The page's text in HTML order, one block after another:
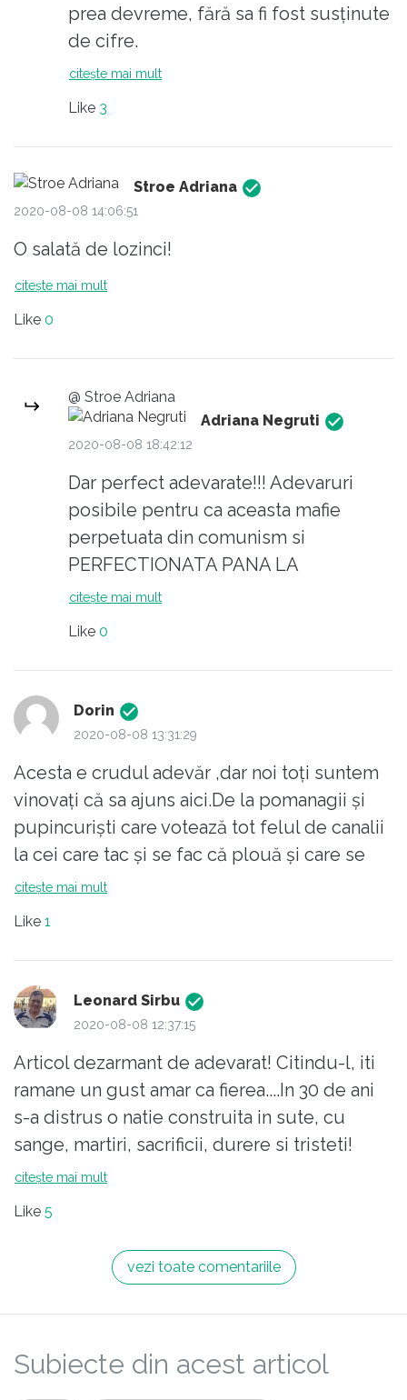
prea devreme, fără sa fi fost susținute
de cifre.
Iar ccr-ul (aka psd-ul) a speculat
condusa de cinism și gașca
guvernamentala incompetenta (chiar
dacă poate de buna credință) , care
OK, unii au fost și mai incompetenți,
gen licuriciul de peste garla :D
citește mai mult
Like 3
Stroe Adriana
2020-08-08 14:06:51
O salată de lozinci!
citește mai mult
Like 0
@ Stroe Adriana
Adriana Negruti
2020-08-08 18:42:12
Dar perfect adevarate!!! Adevaruri
posibile pentru ca aceasta mafie
perpetuata din comunism si
PERFECTIONATA PANA LA
MONSTRUOZITATE dupa '89 stie ce
dezvoltat deprinderea de a munci
putin si prost ca leafa mergea, iar
simtul civic a fost redus la zero....Asa
joc fara nici-o rusine de masa amorfa
care se descurca cum poate si NU
PROTESTEAZA!!!
Guvernul actual e foarte slab, se
misca abulic, fara sa raspunda cu
treaba, dar, in esenta e pe post de sac
de box pentru toti golanii care se dau
cu dintii in el!!!! E greu sa crezi in acest
guvern. Mie mi se par pur si simplu
ADORMITI, parca li s-au dat niste
droguri care-i fac sa para dintr-un film
citește mai mult
Like 0
Dorin
2020-08-08 13:31:29
Acesta e crudul adevăr ,dar noi toți suntem
vinovați că sa ajuns aici.De la pomanagii și
pupincuriști care votează tot felul de canalii
la cei care tac și se fac că plouă și care se
mint că e bine să fie rău ca să nu fie și mai
citește mai mult
Like 1
Leonard Sirbu
2020-08-08 12:37:15
Articol dezarmant de adevarat! Citindu-l, iti
ramane un gust amar ca fierea....In 30 de ani
s-a distrus o natie construita in sute, cu
sange, martiri, sacrificii, durere si tristeti!
Romania a ajuns o tara de epigoni....
citește mai mult
Like 5
vezi toate comentariile
Subiecte din acest articol